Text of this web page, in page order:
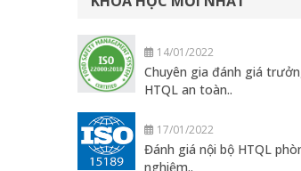
KHÓA HỌC MỚI NHẤT